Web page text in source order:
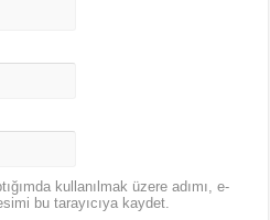
kullanılmak üzere adımı, e-
bu tarayıcıya kaydet.